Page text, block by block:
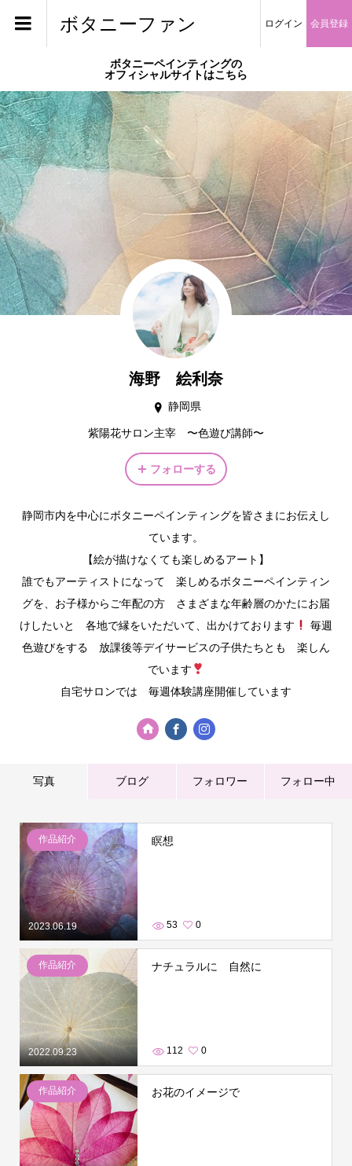
ボタニーファン ログイン 会員登録
ボタニーペインティングの
オフィシャルサイトはこちら
海野 絵利奈
静岡県
紫陽花サロン主宰 〜色遊び講師〜
フォローする
静岡市内を中心にボタニーペインティングを皆さまにお伝えし
ています。
【絵が描けなくても楽しめるアート】
誰でもアーティストになって 楽しめるボタニーペインティン
グを、お子様からご年配の方 さまざまな年齢層のかたにお届
けしたいと 各地で縁をいただいて、出かけております
毎週
色遊びをする 放課後等デイサービスの子供たちとも 楽しん
でいます
自宅サロンでは 毎週体験講座開催しています
写真 ブログ フォロワー フォロー中
2023.06.19
作品紹介 瞑想
53 0
2022.09.23
作品紹介 ナチュラルに 自然に
112 0
作品紹介 お花のイメージで